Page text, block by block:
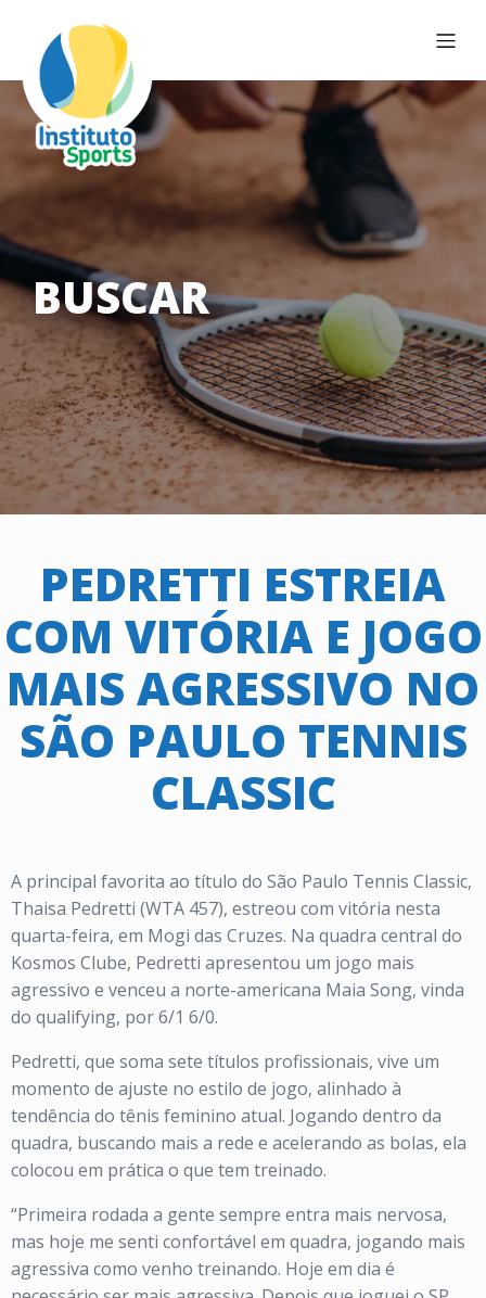
BUSCAR
PEDRETTI ESTREIA
COM VITÓRIA E JOGO
MAIS AGRESSIVO NO
SÃO PAULO TENNIS
CLASSIC
A principal favorita ao título do São Paulo Tennis Classic,
Thaisa Pedretti (WTA 457), estreou com vitória nesta
quarta-feira, em Mogi das Cruzes. Na quadra central do
Kosmos Clube, Pedretti apresentou um jogo mais
agressivo e venceu a norte-americana Maia Song, vinda
do qualifying, por 6/1 6/0.
Pedretti, que soma sete títulos profissionais, vive um
momento de ajuste no estilo de jogo, alinhado à
tendência do tênis feminino atual. Jogando dentro da
quadra, buscando mais a rede e acelerando as bolas, ela
colocou em prática o que tem treinado.
“Primeira rodada a gente sempre entra mais nervosa,
mas hoje me senti confortável em quadra, jogando mais
agressiva como venho treinando. Hoje em dia é